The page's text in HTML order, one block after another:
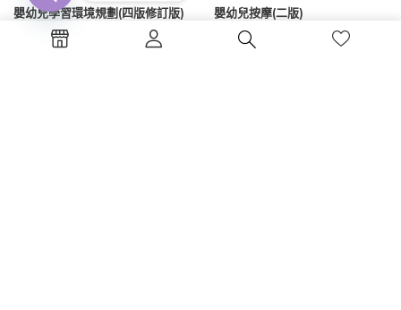
嬰幼兒學習環境規劃(四版修訂版)
475
嬰幼兒按摩(二版)
NT$350
Open
chaty